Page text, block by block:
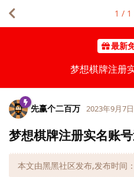
最新
梦想棋牌注册
1 / 1
先赢个二百万 2023年9月7日
梦想棋牌注册实名账
本文由黑黑社区发布,发布时间